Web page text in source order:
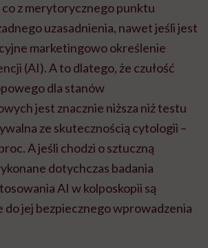
co z merytorycznego punktu
uzasadnienia, nawet jeśli jest
marketingowo określenie
(AI). A to dlatego, że czułość
dla stanów
jest znacznie niższa niż testu
ze skutecznością cytologii –
A jeśli chodzi o sztuczną
dotychczas badania
AI w kolposkopii są
do jej bezpiecznego wprowadzenia